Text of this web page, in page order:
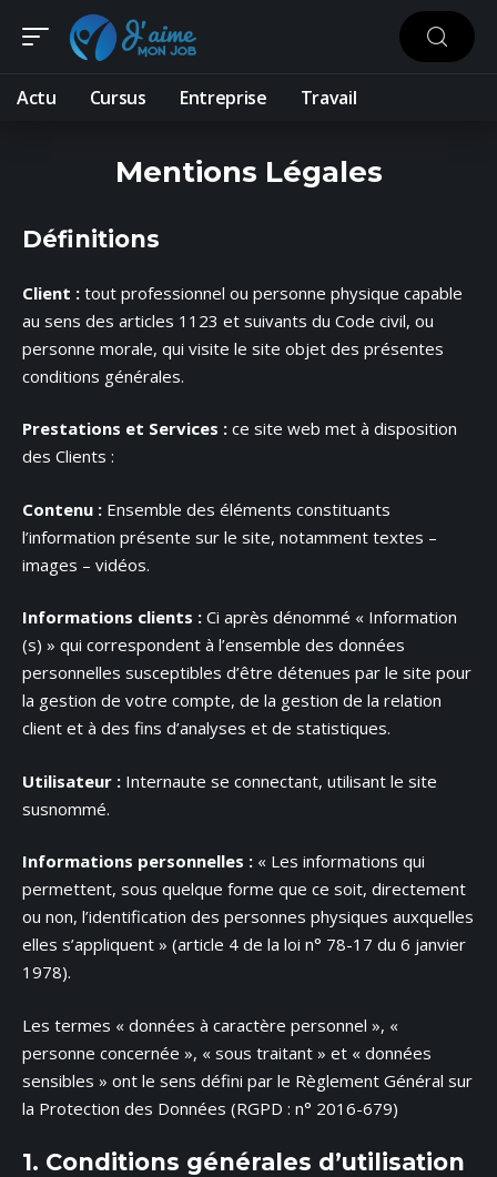
Actu Cursus Entreprise Travail
Mentions Légales
Définitions
Client : tout professionnel ou personne physique capable
au sens des articles 1123 et suivants du Code civil, ou
personne morale, qui visite le site objet des présentes
conditions générales.
Prestations et Services : ce site web met à disposition
des Clients :
Contenu : Ensemble des éléments constituants
l’information présente sur le site, notamment textes –
images – vidéos.
Informations clients : Ci après dénommé « Information
(s) » qui correspondent à l’ensemble des données
personnelles susceptibles d’être détenues par le site pour
la gestion de votre compte, de la gestion de la relation
client et à des fins d’analyses et de statistiques.
Utilisateur : Internaute se connectant, utilisant le site
susnommé.
Informations personnelles : « Les informations qui
permettent, sous quelque forme que ce soit, directement
ou non, l’identification des personnes physiques auxquelles
elles s’appliquent » (article 4 de la loi n° 78-17 du 6 janvier
1978).
Les termes « données à caractère personnel », «
personne concernée », « sous traitant » et « données
sensibles » ont le sens défini par le Règlement Général sur
la Protection des Données (RGPD : n° 2016-679)
1. Conditions générales d’utilisation